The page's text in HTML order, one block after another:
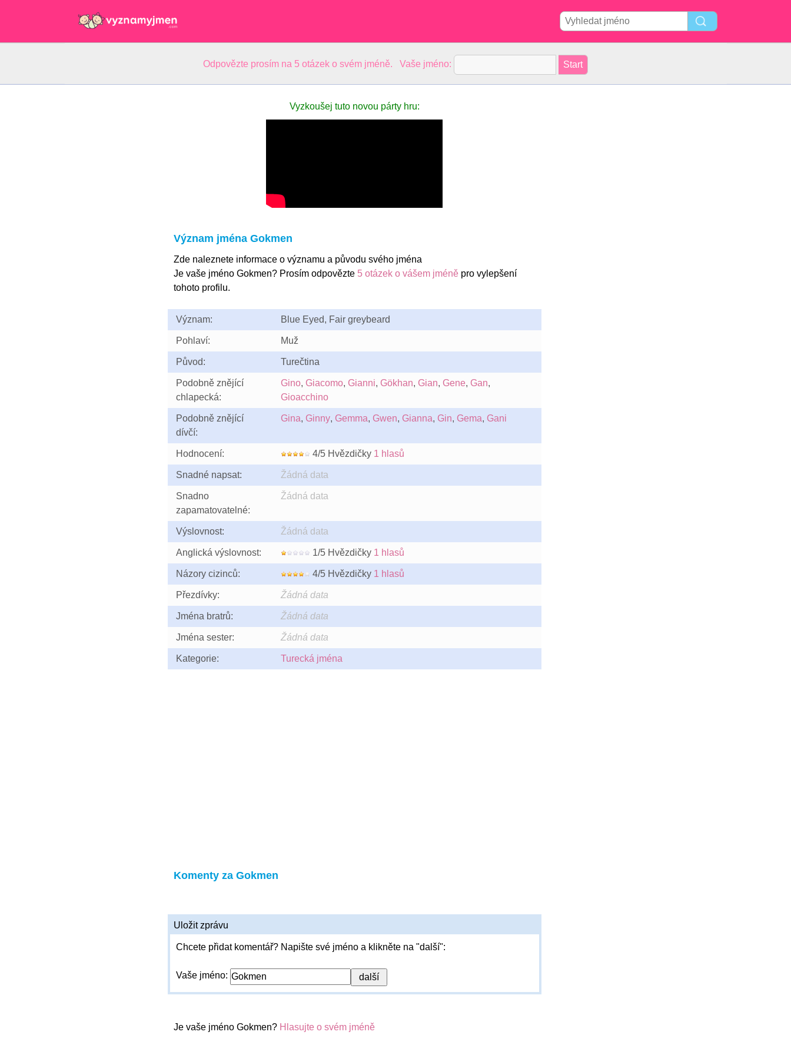
Odpovězte prosím na 5 otázek o svém jméně. Vaše jméno:
Vyzkoušej tuto novou párty hru:
Význam jména Gokmen
Zde naleznete informace o významu a původu svého jména
Je vaše jméno Gokmen? Prosím odpovězte 5 otázek o vášem jméněpro vylepšení
tohoto profilu.
Význam: Blue Eyed, Fair greybeard
Pohlaví: Muž
Původ: Turečtina
Podobně znějící
chlapecká:
Gino, Giacomo, Gianni, Gökhan, Gian, Gene, Gan,
Gioacchino
Podobně znějící
dívčí:
Gina, Ginny, Gemma, Gwen, Gianna, Gin, Gema, Gani
Hodnocení: 4/5 Hvězdičky 1 hlasů
Snadné napsat: Žádná data
Snadno
zapamatovatelné:
Žádná data
Výslovnost: Žádná data
Anglická výslovnost: 1/5 Hvězdičky 1 hlasů
Názory cizinců: 4/5 Hvězdičky 1 hlasů
Přezdívky: Žádná data
Jména bratrů: Žádná data
Jména sester: Žádná data
Kategorie: Turecká jména
Komenty za Gokmen
Uložit zprávu
Chcete přidat komentář? Napište své jméno a klikněte na "další":
Vaše jméno:
Je vaše jméno Gokmen? Hlasujte o svém jméně